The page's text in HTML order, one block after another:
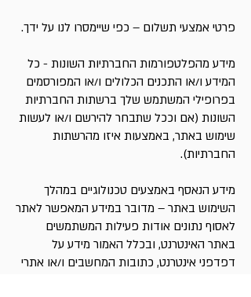
פרטי אמצעי תשלום – כפי שיימסרו לנו על ידך.
מידע מהפלטפורמות החברתיות השונות - כל
המידע ו/או התכנים הכלולים ו/או המפורסמים
בפרופילי המשתמש שלך ברשתות החברתיות
השונות (אם וככל שתבחר להירשם ו/או לעשות
שימוש באתר, באמצעות איזו מהרשתות
החברתיות).
מידע הנאסף באמצעים טכנולוגיים במהלך
השימוש באתר – מדובר במידע המאפשר לאתר
לאסוף נתונים אודות פעילות המשתמשים
באתר האינטרנט, ובכלל האמור מידע על
דפדפני אינטרנט, כתובות המחשבים ו/או אתרי